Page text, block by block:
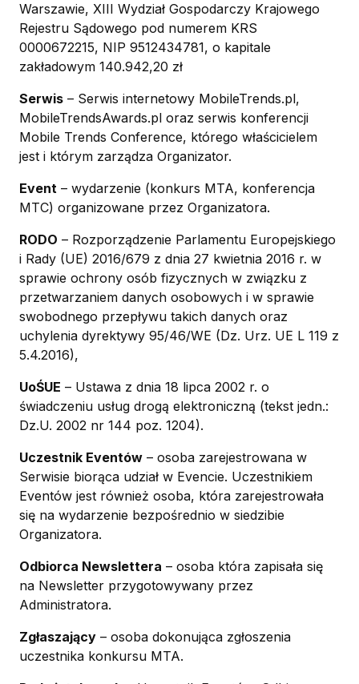
Warszawie, XIII Wydział Gospodarczy Krajowego
Rejestru Sądowego pod numerem KRS
0000672215, NIP 9512434781, o kapitale
zakładowym 140.942,20 zł
Serwis – Serwis internetowy MobileTrends.pl,
MobileTrendsAwards.pl oraz serwis konferencji
Mobile Trends Conference, którego właścicielem
jest i którym zarządza Organizator.
Event – wydarzenie (konkurs MTA, konferencja
MTC) organizowane przez Organizatora.
RODO – Rozporządzenie Parlamentu Europejskiego
i Rady (UE) 2016/679 z dnia 27 kwietnia 2016 r. w
sprawie ochrony osób fizycznych w związku z
przetwarzaniem danych osobowych i w sprawie
swobodnego przepływu takich danych oraz
uchylenia dyrektywy 95/46/WE (Dz. Urz. UE L 119 z
5.4.2016),
UoŚUE – Ustawa z dnia 18 lipca 2002 r. o
świadczeniu usług drogą elektroniczną (tekst jedn.:
Dz.U. 2002 nr 144 poz. 1204).
Uczestnik Eventów – osoba zarejestrowana w
Serwisie biorąca udział w Evencie. Uczestnikiem
Eventów jest również osoba, która zarejestrowała
się na wydarzenie bezpośrednio w siedzibie
Organizatora.
Odbiorca Newslettera – osoba która zapisała się
na Newsletter przygotowywany przez
Administratora.
Zgłaszający – osoba dokonująca zgłoszenia
uczestnika konkursu MTA.